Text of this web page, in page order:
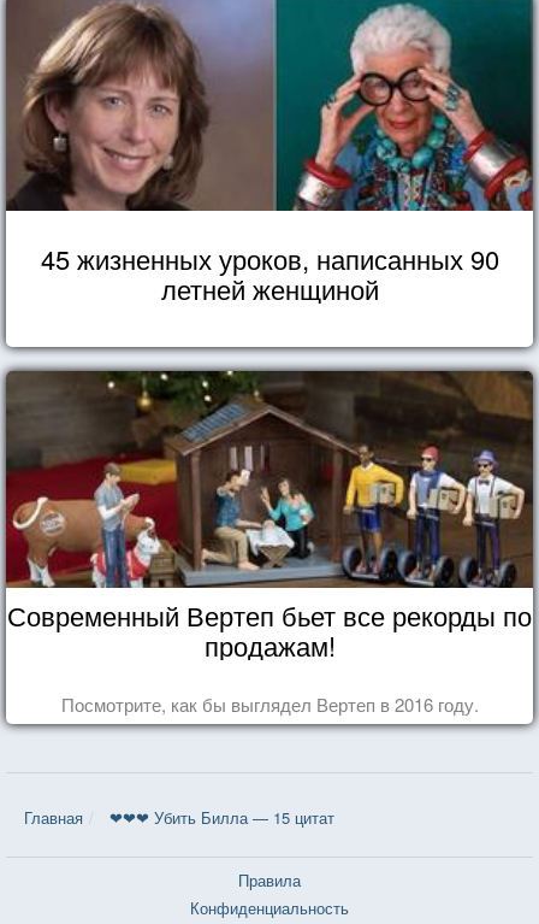
45 жизненных уроков, написанных 90
летней женщиной
Современный Вертеп бьет все рекорды по
продажам!
Посмотрите, как бы выглядел Вертеп в 2016 году.
Главная ❤❤❤ Убить Билла — 15 цитат
Правила
Конфиденциальность